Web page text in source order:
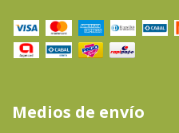
Medios de envío